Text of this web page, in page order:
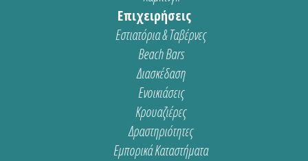
Επιχειρήσεις
Εστιατόρια & Ταβέρνες
Beach Bars
Διασκέδαση
Ενοικιάσεις
Κρουαζιέρες
Δραστηριότητες
Εμπορικά Καταστήματα